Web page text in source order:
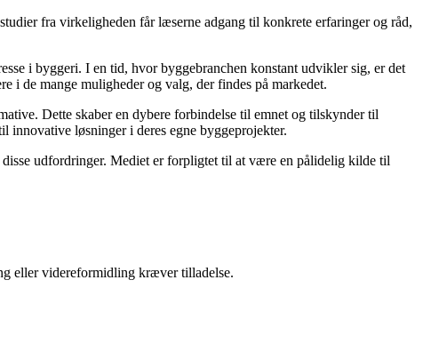
fra virkeligheden får læserne adgang til konkrete erfaringer og råd,
i byggeri. I en tid, hvor byggebranchen konstant udvikler sig, er det
i de mange muligheder og valg, der findes på markedet.
Dette skaber en dybere forbindelse til emnet og tilskynder til
løsninger i deres egne byggeprojekter.
udfordringer. Mediet er forpligtet til at være en pålidelig kilde til
eller videreformidling kræver tilladelse.